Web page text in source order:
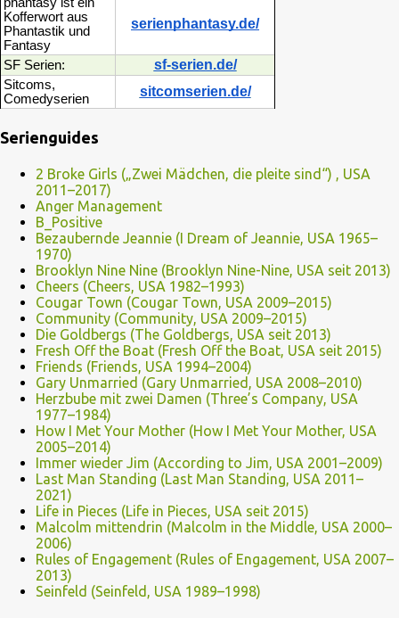
Kofferwort aus
Phantastik und
Fantasy
serienphantasy.de/
SF Serien: sf-serien.de/
Sitcoms,
Comedyserien
sitcomserien.de/
Serienguides
2 Broke Girls („Zwei Mädchen, die pleite sind“) , USA
2011–2017)
Anger Management
B_Positive
Bezaubernde Jeannie (I Dream of Jeannie, USA 1965–
1970)
Brooklyn Nine Nine (Brooklyn Nine-Nine, USA seit 2013)
Cheers (Cheers, USA 1982–1993)
Cougar Town (Cougar Town, USA 2009–2015)
Community (Community, USA 2009–2015)
Die Goldbergs (The Goldbergs, USA seit 2013)
Fresh Off the Boat (Fresh Off the Boat, USA seit 2015)
Friends (Friends, USA 1994–2004)
Gary Unmarried (Gary Unmarried, USA 2008–2010)
Herzbube mit zwei Damen (Three’s Company, USA
1977–1984)
How I Met Your Mother (How I Met Your Mother, USA
2005–2014)
Immer wieder Jim (According to Jim, USA 2001–2009)
Last Man Standing (Last Man Standing, USA 2011–
2021)
Life in Pieces (Life in Pieces, USA seit 2015)
Malcolm mittendrin (Malcolm in the Middle, USA 2000–
2006)
Rules of Engagement (Rules of Engagement, USA 2007–
2013)
Seinfeld (Seinfeld, USA 1989–1998)